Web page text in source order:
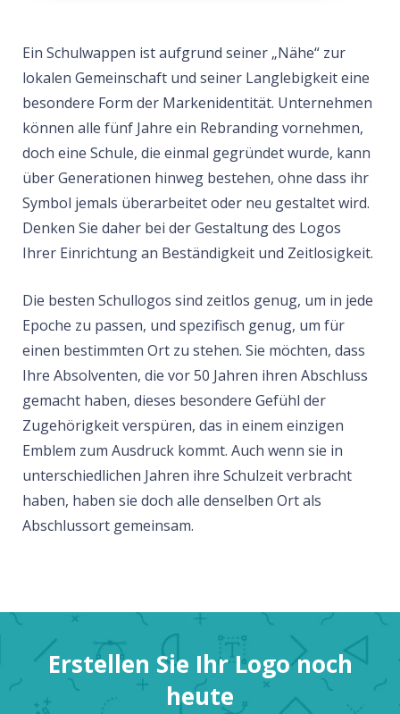
Ein Schulwappen ist aufgrund seiner „Nähe“ zur
lokalen Gemeinschaft und seiner Langlebigkeit eine
besondere Form der Markenidentität. Unternehmen
können alle fünf Jahre ein Rebranding vornehmen,
doch eine Schule, die einmal gegründet wurde, kann
über Generationen hinweg bestehen, ohne dass ihr
Symbol jemals überarbeitet oder neu gestaltet wird.
Denken Sie daher bei der Gestaltung des Logos
Ihrer Einrichtung an Beständigkeit und Zeitlosigkeit.
Die besten Schullogos sind zeitlos genug, um in jede
Epoche zu passen, und spezifisch genug, um für
einen bestimmten Ort zu stehen. Sie möchten, dass
Ihre Absolventen, die vor 50 Jahren ihren Abschluss
gemacht haben, dieses besondere Gefühl der
Zugehörigkeit verspüren, das in einem einzigen
Emblem zum Ausdruck kommt. Auch wenn sie in
unterschiedlichen Jahren ihre Schulzeit verbracht
haben, haben sie doch alle denselben Ort als
Abschlussort gemeinsam.
Erstellen Sie Ihr Logo noch
heute